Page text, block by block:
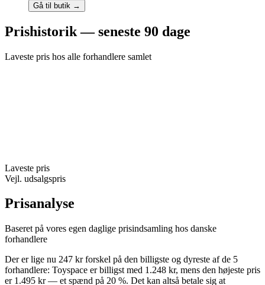
Gå til butik →
Prishistorik — seneste 90 dage
Laveste pris hos alle forhandlere samlet
Laveste pris
Vejl. udsalgspris
Prisanalyse
Baseret på vores egen daglige prisindsamling hos danske
forhandlere
Der er lige nu 247 kr forskel på den billigste og dyreste af de 5
forhandlere: Toyspace er billigst med 1.248 kr, mens den højeste pris
er 1.495 kr — et spænd på 20 %. Det kan altså betale sig at